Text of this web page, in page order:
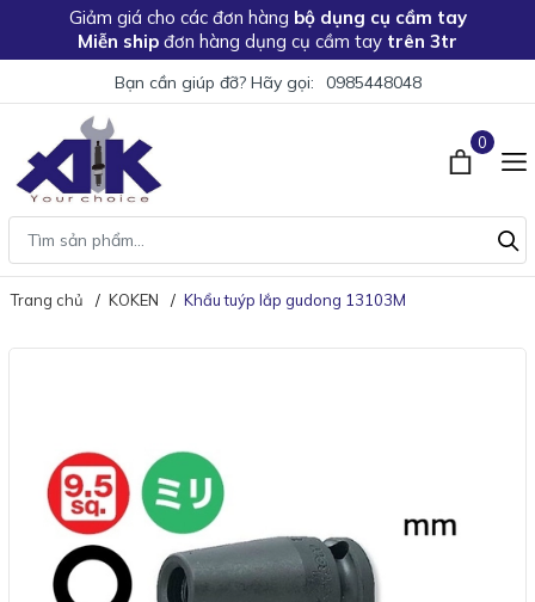
Giảm giá cho các đơn hàng bộ dụng cụ cầm tay
Miễn ship đơn hàng dụng cụ cầm tay trên 3tr
Bạn cần giúp đỡ? Hãy gọi: 0985448048
0
Trang chủ KOKEN Khẩu tuýp lắp gudong 13103M